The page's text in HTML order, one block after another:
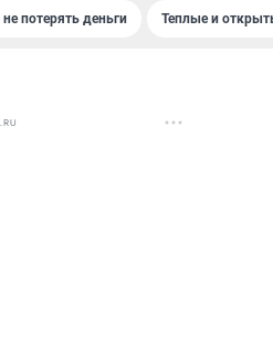
потерять деньги Теплые и